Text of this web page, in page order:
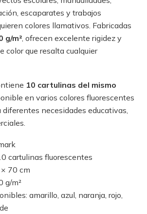
escaparates y trabajos
colores llamativos. Fabricadas
g/m², ofrecen excelente rigidez y
color que resalta cualquier
10 cartulinas del mismo
en varios colores fluorescentes
diferentes necesidades educativas,
cartulinas fluorescentes
70 cm
g/m²
amarillo, azul, naranja, rojo,